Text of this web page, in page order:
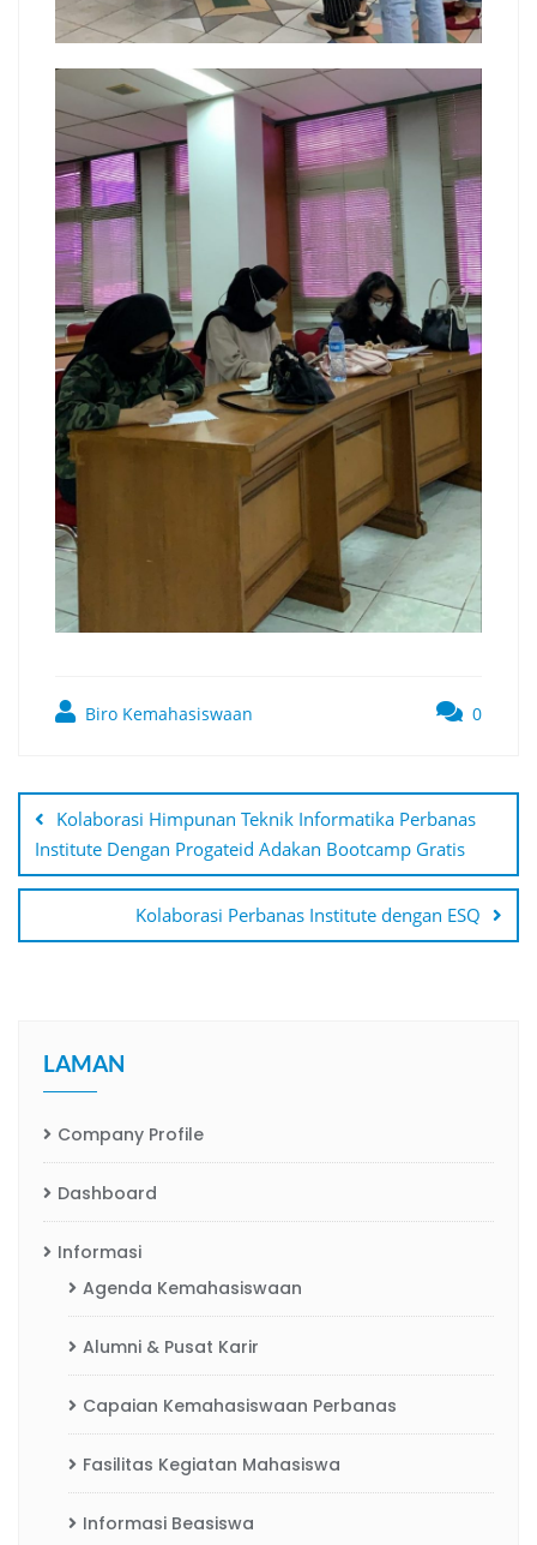
Biro Kemahasiswaan 0
posKolaborasi Himpunan Teknik Informatika Perbanas
Institute Dengan Progateid Adakan Bootcamp Gratis
Kolaborasi Perbanas Institute dengan ESQ
LAMAN
Company Profile
Dashboard
Informasi
Agenda Kemahasiswaan
Alumni & Pusat Karir
Capaian Kemahasiswaan Perbanas
Fasilitas Kegiatan Mahasiswa
Informasi Beasiswa